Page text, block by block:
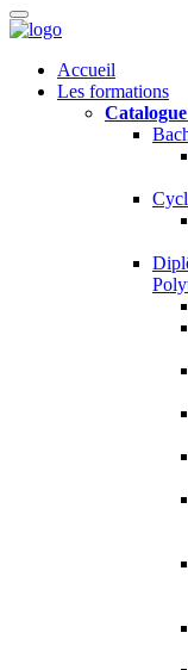
Accueil
Les formations